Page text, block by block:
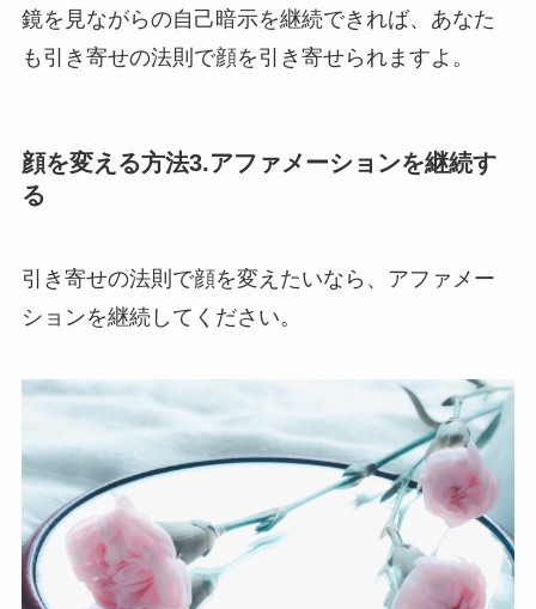
鏡を見ながらの自己暗示を継続できれば、あなた
も引き寄せの法則で顔を引き寄せられますよ。
顔を変える方法3.アファメーションを継続す
る
引き寄せの法則で顔を変えたいなら、アファメー
ションを継続してください。